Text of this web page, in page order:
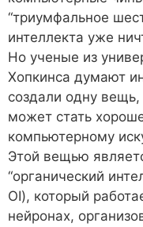
“триумфальное
интеллекта уже
Но ученые из
Хопкинса думают
создали одну вещь,
может стать
компьютерному
Этой вещью
“органический
OI), который
нейронах,